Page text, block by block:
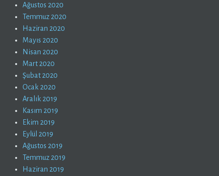
Ağustos 2020
Temmuz 2020
Haziran 2020
Mayıs 2020
Nisan 2020
Mart 2020
Şubat 2020
Ocak 2020
Aralık 2019
Kasım 2019
Ekim 2019
Eylül 2019
Ağustos 2019
Temmuz 2019
Haziran 2019